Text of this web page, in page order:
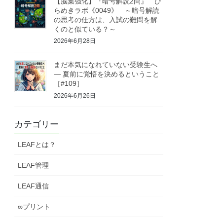
らめきラボ《0049》 ～暗号解読
の思考の仕方は、入試の難問を解
くのと似ている？～
2026年6月28日
まだ本気になれていない受験生へ
― 夏前に覚悟を決めるということ
［#109］
2026年6月26日
カテゴリー
LEAFとは？
LEAF管理
LEAF通信
∞プリント